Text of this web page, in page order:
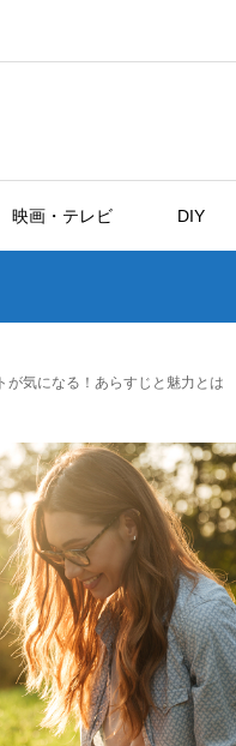
映画・テレビ DIY
が気になる！あらすじと魅力とは